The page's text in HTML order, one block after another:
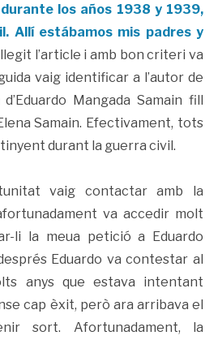
los años 1938 y 1939,
Allí estábamos mis padres y
llegit l’article i amb bon criteri va
vaig identificar a l’autor de
Mangada Samain fill
Samain. Efectivament, tots
durant la guerra civil.
vaig contactar amb la
va accedir molt
li la meua petició a Eduardo
Eduardo va contestar al
anys que estava intentant
cap èxit, però ara arribava el
sort. Afortunadament, la